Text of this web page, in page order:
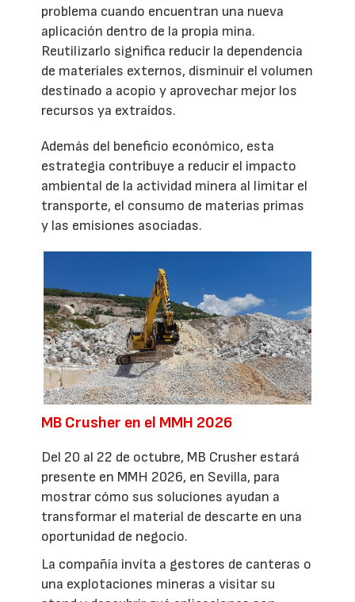
problema cuando encuentran una nueva
aplicación dentro de la propia mina.
Reutilizarlo significa reducir la dependencia
de materiales externos, disminuir el volumen
destinado a acopio y aprovechar mejor los
recursos ya extraídos.
Además del beneficio económico, esta
estrategia contribuye a reducir el impacto
ambiental de la actividad minera al limitar el
transporte, el consumo de materias primas
y las emisiones asociadas.
MB Crusher en el MMH 2026
Del 20 al 22 de octubre, MB Crusher estará
presente en MMH 2026, en Sevilla, para
mostrar cómo sus soluciones ayudan a
transformar el material de descarte en una
oportunidad de negocio.
La compañía invita a gestores de canteras o
una explotaciones mineras a visitar su